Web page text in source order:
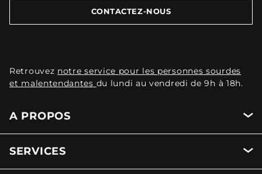
CONTACTEZ-NOUS
Retrouvez notre service pour les personnes sourdes
et malentendantes du lundi au vendredi de 9h à 18h.
A PROPOS
SERVICES